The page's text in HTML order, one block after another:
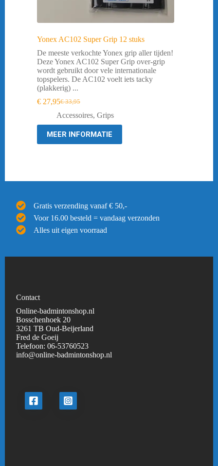
Yonex AC102 Super Grip 12 stuks
De meeste verkochte Yonex grip aller tijden!
Deze Yonex AC102 Super Grip over-grip
wordt gebruikt door vele internationale
topspelers. De AC102 voelt iets tacky
(plakkerig) ...
€33,95
Oorspronkelijke
prijs
was:
€ 33,95.
€ 27,95Huidige
prijs
is:
€ 27,95.
Accessoires, Grips
MEER INFORMATIE
Gratis verzending vanaf € 50,-
Voor 16.00 besteld = vandaag verzonden
Alles uit eigen voorraad
Contact
Online-badmintonshop.nl
Bosschenhoek 20
3261 TB Oud-Beijerland
Fred de Goeij
Telefoon:06-53760523
info@online-badmintonshop.nl